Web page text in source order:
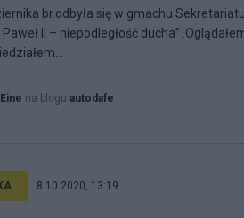
br.odbyła się w gmachu
Paweł II – niepodległość ducha”
Eine na blogu autodafe
8.10.2020, 13:19